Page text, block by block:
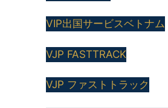
VIP出国サービスベトナム
VJP FASTTRACK
VJP ファストトラック